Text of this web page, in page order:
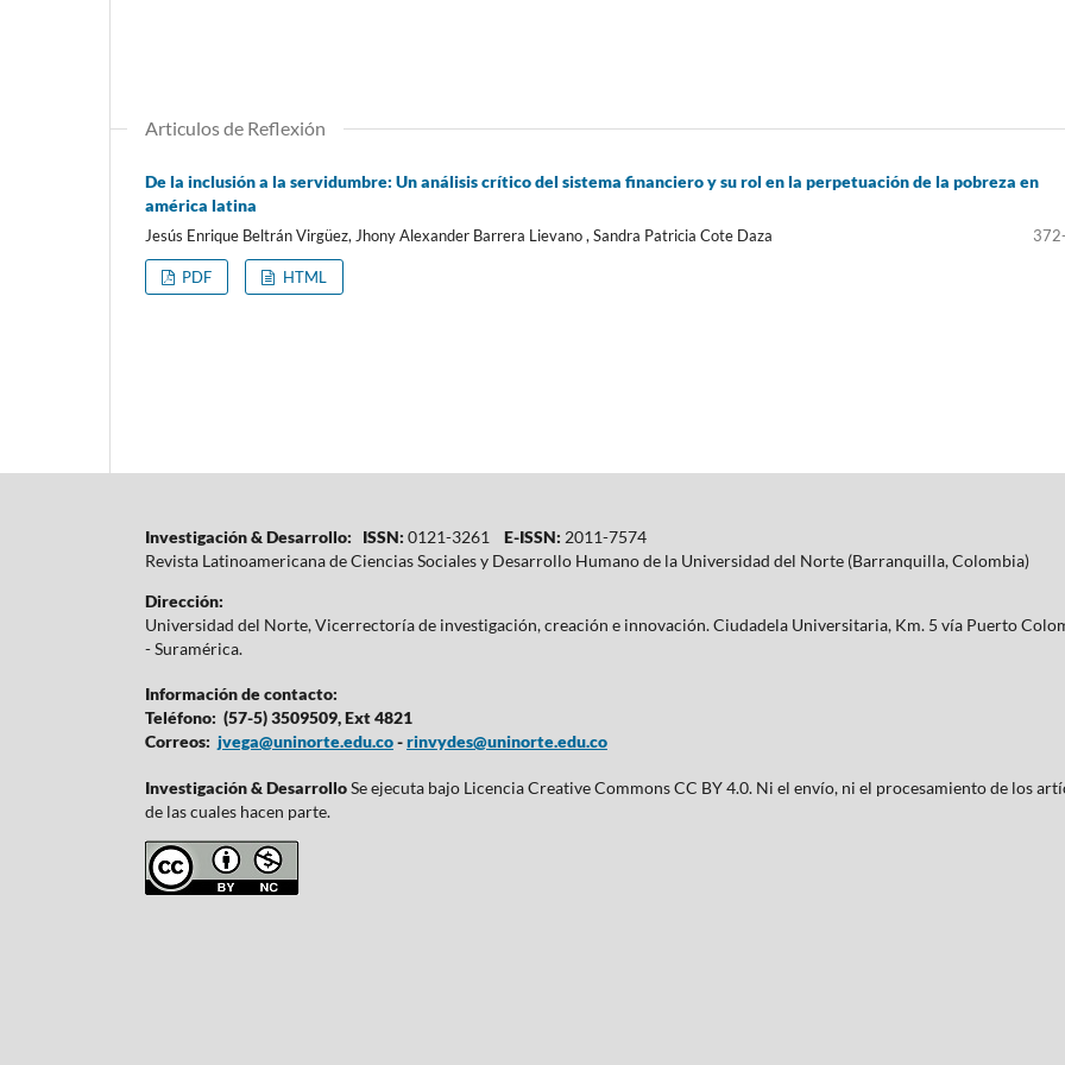
Articulos de Reflexión
De la inclusión a la servidumbre: Un análisis crítico del sistema financiero y su rol en la perpetuación de la pobreza en
américa latina
Jesús Enrique Beltrán Virgüez, Jhony Alexander Barrera Lievano , Sandra Patricia Cote Daza
PDF HTML
Investigación & Desarrollo: ISSN: 0121-3261 E-ISSN: 2011-7574
Revista Latinoamericana de Ciencias Sociales y Desarrollo Humano de la Universidad del Norte (Barranquilla, Colombia)
Dirección:
Universidad del Norte, Vicerrectoría de investigación, creación e innovación. Ciudadela Universitaria, Km. 5 vía Puerto
- Suramérica.
Información de contacto:
Teléfono: (57-5) 3509509, Ext 4821
Correos: jvega@uninorte.edu.co-rinvydes@uninorte.edu.co
Investigación & DesarrolloSe ejecuta bajo Licencia Creative Commons CC BY 4.0. Ni el envío, ni el procesamiento de los
de las cuales hacen parte.